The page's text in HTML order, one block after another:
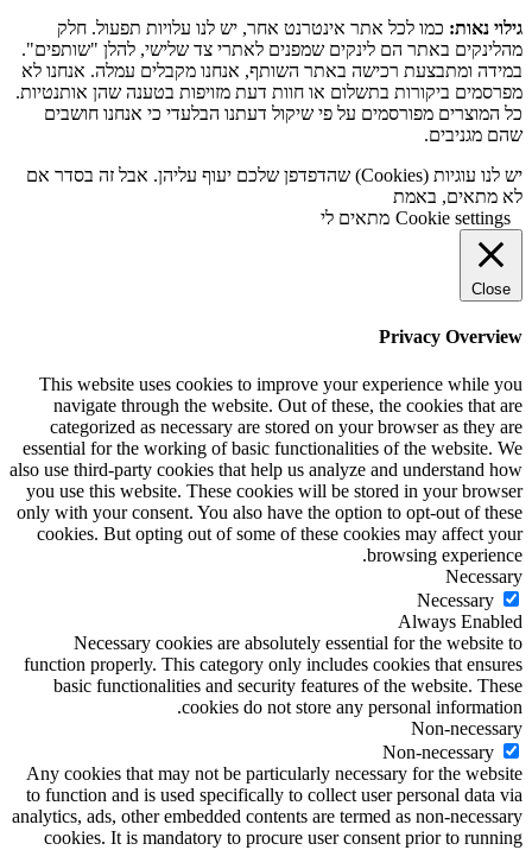
גילוי נאות: כמו לכל אתר אינטרנט אחר, יש לנו עלויות תפעול. חלק
מהלינקים באתר הם לינקים שמפנים לאתרי צד שלישי, להלן "שותפים".
במידה ומתבצעת רכישה באתר השותף, אנחנו מקבלים עמלה. אנחנו לא
מפרסמים ביקורות בתשלום או חוות דעת מזויפות בטענה שהן אותנטיות.
כל המוצרים מפורסמים על פי שיקול דעתנו הבלעדי כי אנחנו חושבים
שהם מגניבים.
יש לנו עוגיות (Cookies) שהדפדפן שלכם יעוף עליהן. אבל זה בסדר אם
לא מתאים, באמת
Cookie settings מתאים לי
Close
Privacy Overview
This website uses cookies to improve your experience while you
navigate through the website. Out of these, the cookies that are
categorized as necessary are stored on your browser as they are
essential for the working of basic functionalities of the website. We
also use third-party cookies that help us analyze and understand how
you use this website. These cookies will be stored in your browser
only with your consent. You also have the option to opt-out of these
cookies. But opting out of some of these cookies may affect your
browsing experience.
Necessary
Necessary
Always Enabled
Necessary cookies are absolutely essential for the website to
function properly. This category only includes cookies that ensures
basic functionalities and security features of the website. These
cookies do not store any personal information.
Non-necessary
Non-necessary
Any cookies that may not be particularly necessary for the website
to function and is used specifically to collect user personal data via
analytics, ads, other embedded contents are termed as non-necessary
cookies. It is mandatory to procure user consent prior to running